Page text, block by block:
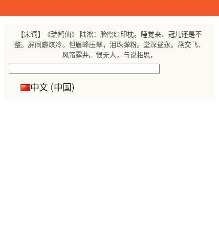
【宋词】《瑞鹤仙》 陆淞：脸霞红印枕。睡觉来、冠儿还是不
整。屏间麝煤冷。但眉峰压翠，泪珠弹粉。堂深昼永。燕交飞、
风帘露井。恨无人，与说相思，
中文 (中国)